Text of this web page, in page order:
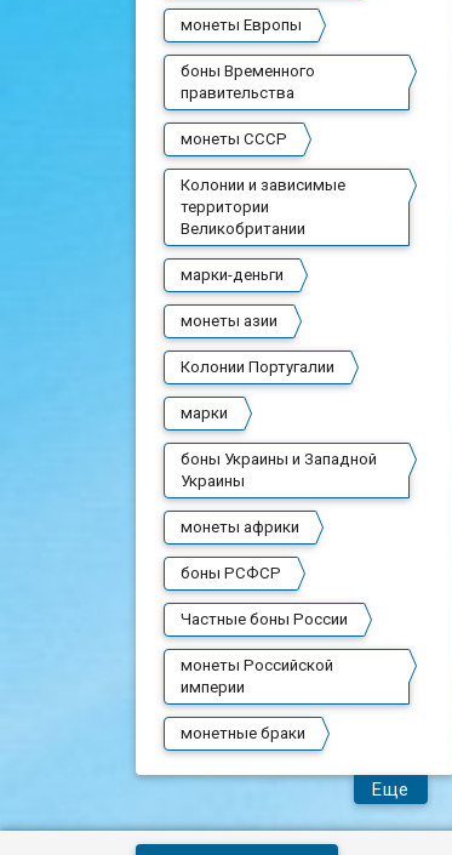
монеты Европы
боны Временного
правительства
монеты СССР
Колонии и зависимые
территории
Великобритании
марки-деньги
монеты азии
Колонии Португалии
марки
боны Украины и Западной
Украины
монеты африки
боны РСФСР
Частные боны России
монеты Российской
империи
монетные браки
Еще